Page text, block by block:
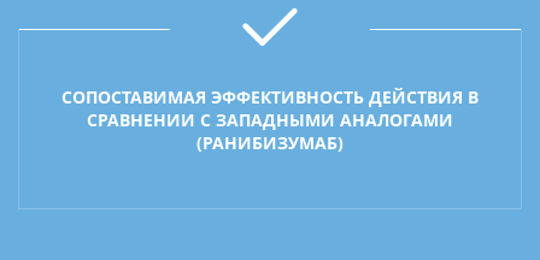
СОПОСТАВИМАЯ ЭФФЕКТИВНОСТЬ ДЕЙСТВИЯ В
СРАВНЕНИИ С ЗАПАДНЫМИ АНАЛОГАМИ
(РАНИБИЗУМАБ)